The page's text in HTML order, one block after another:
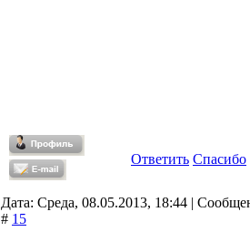
Ответить Спасибо
Дата: Среда, 08.05.2013, 18:44 |
# 15